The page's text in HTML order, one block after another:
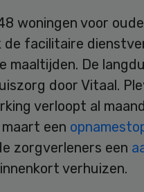
woningen voor
de facilitaire
maaltijden. De
door Vitaal.
verloopt al
een
zorgverleners een
verhuizen.